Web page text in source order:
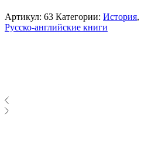
Артикул: 63 Категории: История,
Русско-английские книги